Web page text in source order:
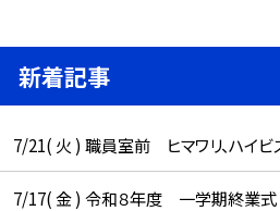
新着記事
7/21( 火 ) 職員室前 ヒマワリ、ハイビ
7/17( 金 ) 令和８年度 一学期終業式